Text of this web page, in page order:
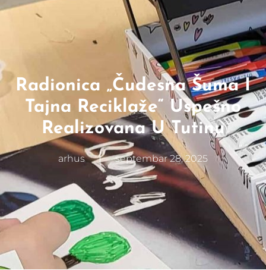
Radionica „Čudesna Šuma I
Tajna Reciklaže“ Uspešno
Realizovana U Tutinu
arhus septembar 28, 2025